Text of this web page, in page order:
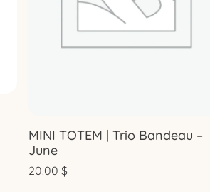
MINI TOTEM | Trio Bandeau –
June
20.00 $